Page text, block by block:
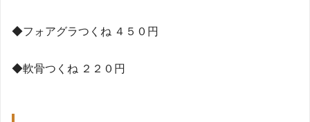
◆フォアグラつくね ４５０円
◆軟骨つくね ２２０円